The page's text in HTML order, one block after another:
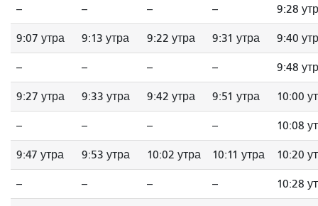
-- -- -- -- 9:28
9:07 утра 9:13 утра 9:22 утра 9:31 утра 9:40
-- -- -- -- 9:48
9:27 утра 9:33 утра 9:42 утра 9:51 утра 10:00
-- -- -- -- 10:08
9:47 утра 9:53 утра 10:02 утра 10:11 утра 10:20
-- -- -- -- 10:28